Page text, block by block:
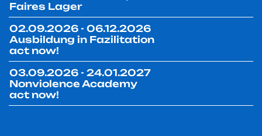
Faires Lager
02.09.2026 - 06.12.2026
Ausbildung in Fazilitation
act now!
03.09.2026 - 24.01.2027
Nonviolence Academy
act now!